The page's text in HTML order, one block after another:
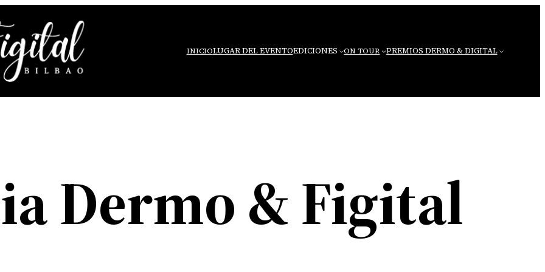
INICIOLUGAR DEL EVENTOEDICIONES ON TOUR PREMIOS DERMO & DIGITAL
Dermo & Figital